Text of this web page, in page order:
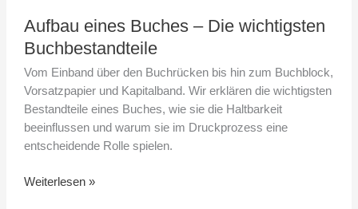
Aufbau eines Buches – Die wichtigsten
Buchbestandteile
Vom Einband über den Buchrücken bis hin zum Buchblock,
Vorsatzpapier und Kapitalband. Wir erklären die wichtigsten
Bestandteile eines Buches, wie sie die Haltbarkeit
beeinflussen und warum sie im Druckprozess eine
entscheidende Rolle spielen.
Weiterlesen »